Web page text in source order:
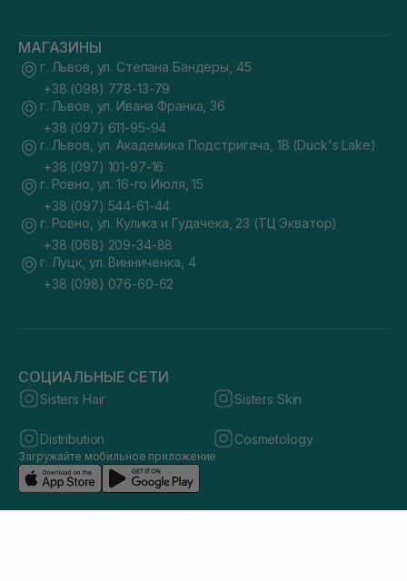
МАГАЗИНЫ
г. Львов, ул. Степана Бандеры, 45
+38 (098) 778-13-79
г. Львов, ул. Ивана Франка, 36
+38 (097) 611-95-94
г. Львов, ул. Академика Подстригача, 1В (Duck's Lake)
+38 (097) 101-97-16
г. Ровно, ул. 16-го Июля, 15
+38 (097) 544-61-44
г. Ровно, ул. Кулика и Гудачека, 23 (ТЦ Экватор)
+38 (068) 209-34-88
г. Луцк, ул. Винниченка, 4
+38 (098) 076-60-62
СОЦИАЛЬНЫЕ СЕТИ
Sisters Hair Sisters Skin
Distribution Cosmetology
Загружайте мобильное приложение